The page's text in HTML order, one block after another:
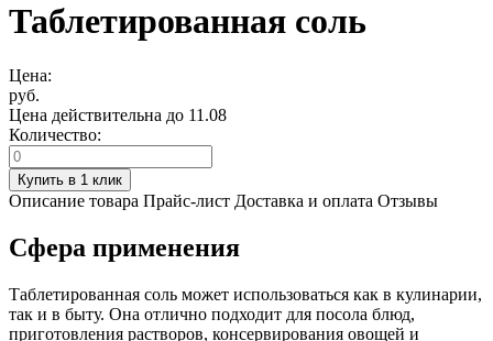
Таблетированная соль
Цена:
руб.
Цена действительна до 11.08
Количество:
Описание товара Прайс-лист Доставка и оплата Отзывы
Сфера применения
Таблетированная соль может использоваться как в кулинарии,
так и в быту. Она отлично подходит для посола блюд,
приготовления растворов, консервирования овощей и